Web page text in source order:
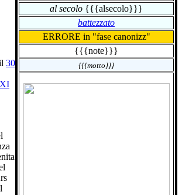
al secolo {{{alsecolo}}}
battezzato
ERRORE in "fase canonizz"
{{{note}}}
{{{motto}}}
30